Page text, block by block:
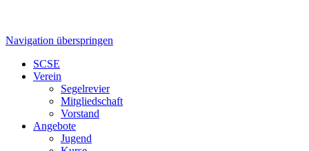
Navigation überspringen
SCSE
Verein
Segelrevier
Mitgliedschaft
Vorstand
Angebote
Jugend